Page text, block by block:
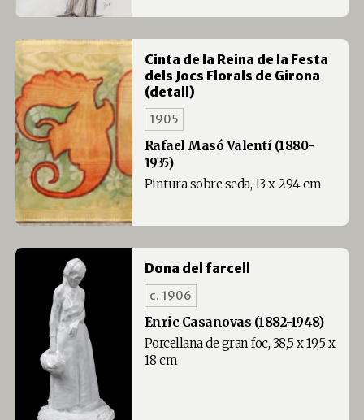
Cinta de la Reina de la Festa
dels Jocs Florals de Girona
(detall)
1905
Rafael Masó Valentí (1880-
1935)
Pintura sobre seda, 13 x 294 cm
Dona del farcell
c. 1906
Enric Casanovas (1882-1948)
Porcellana de gran foc, 38,5 x 19,5 x
18 cm